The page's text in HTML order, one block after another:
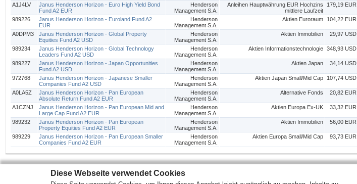
Diese Webseite verwendet Cookies
A1J4LV
Janus Henderson Horizon - Euro High Yield Bond
Fund A2 EUR
Henderson
Management S.A.
Anleihen Hauptwährung EUR Hochzins
mittlere Laufzeit
179,19 EUR
989226
Janus Henderson Horizon - Euroland Fund A2
EUR
Henderson
Management S.A.
Aktien Euroraum 104,22 EUR
A0DPM3
Janus Henderson Horizon - Global Property
Equities Fund A2 USD
Henderson
Management S.A.
Aktien Immobilien 29,97 USD
989234
Janus Henderson Horizon - Global Technology
Leaders Fund A2 USD
Henderson
Management S.A.
Aktien Informationstechnologie 348,93 USD
989227
Janus Henderson Horizon - Japan Opportunities
Fund A2 USD
Henderson
Management S.A.
Aktien Japan 34,14 USD
972768
Janus Henderson Horizon - Japanese Smaller
Companies Fund A2 USD
Henderson
Management S.A.
Aktien Japan Small/Mid Cap 107,74 USD
A0LA5Z
Janus Henderson Horizon - Pan European
Absolute Return Fund A2 EUR
Henderson
Management S.A.
Alternative Fonds 20,82 EUR
A1CZNJ
Janus Henderson Horizon - Pan European Mid and
Large Cap Fund A2 EUR
Henderson
Management S.A.
Aktien Europa Ex-UK 33,32 EUR
989232
Janus Henderson Horizon - Pan European
Property Equities Fund A2 EUR
Henderson
Management S.A.
Aktien Immobilien 56,00 EUR
989229
Janus Henderson Horizon - Pan European Smaller
Companies Fund A2 EUR
Henderson
Management S.A.
Aktien Europa Small/Mid Cap 93,73 EUR